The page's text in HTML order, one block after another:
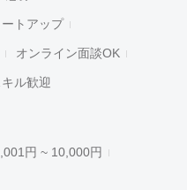
ートアップ
オンライン面談OK
ル歓迎
円 ~ 10,000円